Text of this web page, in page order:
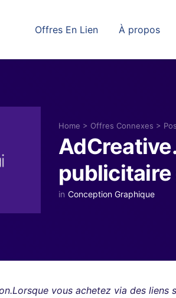
Offres En Lien À propos
Home > Offres Connexes >
publicitaire
in Conception Graphique
vous achetez via des liens